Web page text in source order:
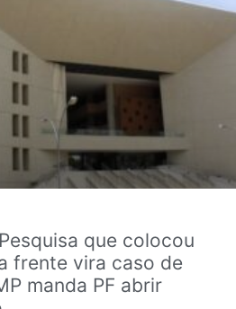
que colocou
frente vira caso de
manda PF abrir